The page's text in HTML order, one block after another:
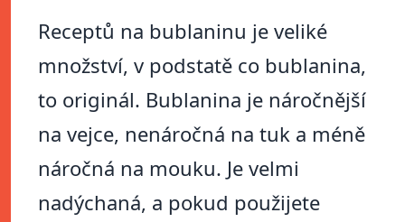
Receptů na bublaninu je veliké
množství, v podstatě co bublanina,
to originál. Bublanina je náročnější
na vejce, nenáročná na tuk a méně
náročná na mouku. Je velmi
nadýchaná, a pokud použijete